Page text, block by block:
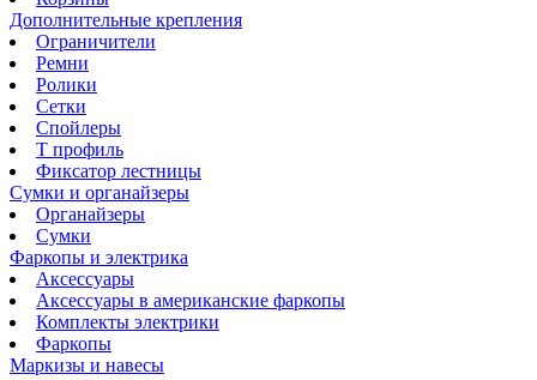
Дополнительные крепления
Ограничители
Ремни
Ролики
Сетки
Спойлеры
Т профиль
Фиксатор лестницы
Сумки и органайзеры
Органайзеры
Сумки
Фаркопы и электрика
Аксессуары
Аксессуары в американские фаркопы
Комплекты электрики
Фаркопы
Маркизы и навесы